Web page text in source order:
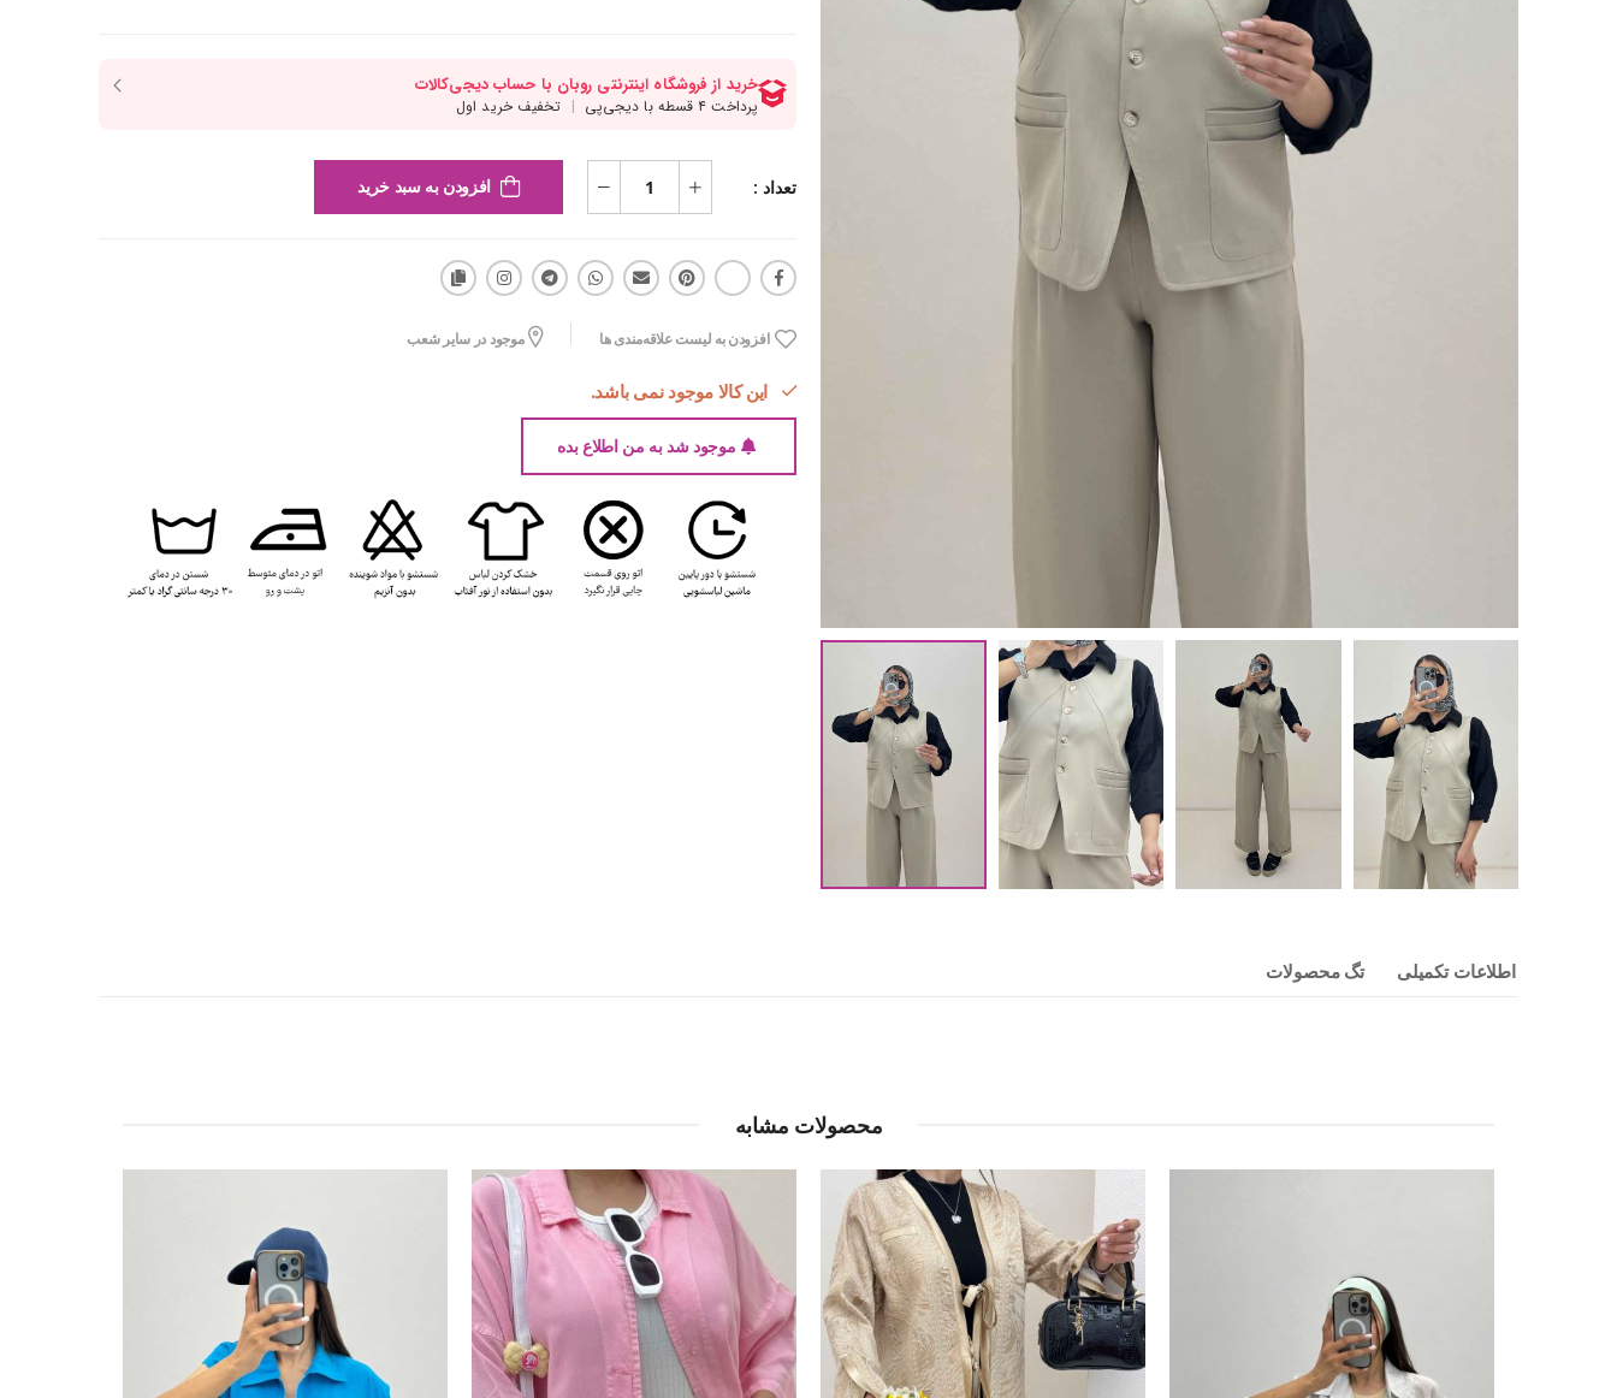
تعداد : افزودن به سبد خرید
افزودن به لیست علاقه‌مندی ها موجود در سایر شعب
این کالا موجود نمی باشد.
موجود شد به من اطلاع بده
اطلاعات تکمیلی تگ محصولات
محصولات مشابه